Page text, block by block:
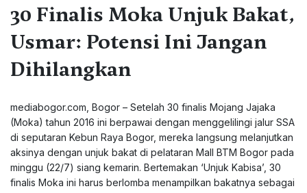
30 Finalis Moka Unjuk Bakat,
Usmar: Potensi Ini Jangan
Dihilangkan
mediabogor.com, Bogor – Setelah 30 finalis Mojang Jajaka
(Moka) tahun 2016 ini berpawai dengan menggelilingi jalur SSA
di seputaran Kebun Raya Bogor, mereka langsung melanjutkan
aksinya dengan unjuk bakat di pelataran Mall BTM Bogor pada
minggu (22/7) siang kemarin. Bertemakan ‘Unjuk Kabisa’, 30
finalis Moka ini harus berlomba menampilkan bakatnya sebagai